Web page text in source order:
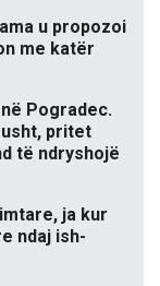
u propozoi
me katër
Pogradec.
pritet
të ndryshojë
ja kur
ndaj ish-